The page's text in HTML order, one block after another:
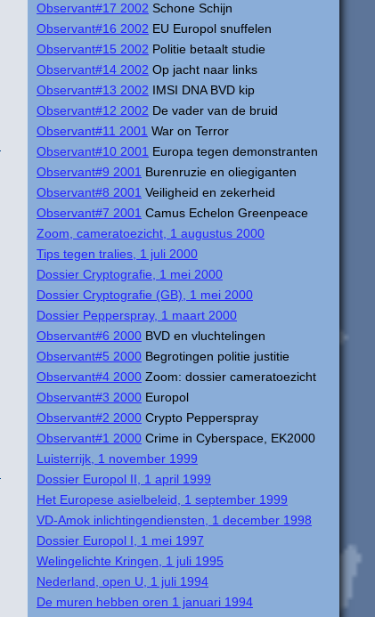
Observant#17 2002 Schone Schijn
Observant#16 2002 EU Europol snuffelen
Observant#15 2002 Politie betaalt studie
Observant#14 2002 Op jacht naar links
Observant#13 2002 IMSI DNA BVD kip
Observant#12 2002 De vader van de bruid
Observant#11 2001 War on Terror
Observant#10 2001 Europa tegen demonstranten
Observant#9 2001 Burenruzie en oliegiganten
Observant#8 2001 Veiligheid en zekerheid
Observant#7 2001 Camus Echelon Greenpeace
Zoom, cameratoezicht, 1 augustus 2000
Tips tegen tralies, 1 juli 2000
Dossier Cryptografie, 1 mei 2000
Dossier Cryptografie (GB), 1 mei 2000
Dossier Pepperspray, 1 maart 2000
Observant#6 2000 BVD en vluchtelingen
Observant#5 2000 Begrotingen politie justitie
Observant#4 2000 Zoom: dossier cameratoezicht
Observant#3 2000 Europol
Observant#2 2000 Crypto Pepperspray
Observant#1 2000 Crime in Cyberspace, EK2000
Luisterrijk, 1 november 1999
Dossier Europol II, 1 april 1999
Het Europese asielbeleid, 1 september 1999
VD-Amok inlichtingendiensten, 1 december 1998
Dossier Europol I, 1 mei 1997
Welingelichte Kringen, 1 juli 1995
Nederland, open U, 1 juli 1994
De muren hebben oren 1 januari 1994